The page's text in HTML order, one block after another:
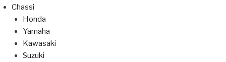
Chassi
Honda
Yamaha
Kawasaki
Suzuki